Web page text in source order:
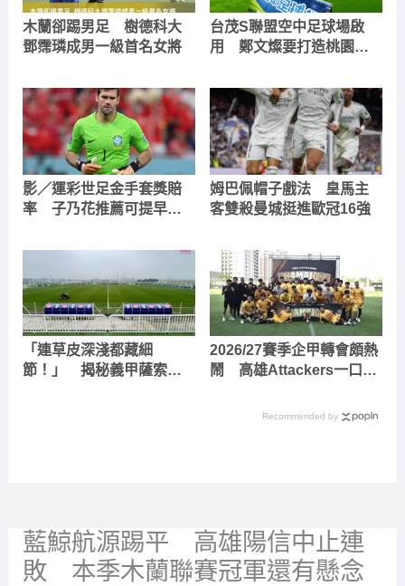
木蘭卻踢男足 樹德科大
鄧霈璘成男一級首名女將
台茂S聯盟空中足球場啟
用 鄭文燦要打造桃園足
影／運彩世足金手套獎賠
率 子乃花推薦可提早投
姆巴佩帽子戲法 皇馬主
客雙殺曼城挺進歐冠16強
「連草皮深淺都藏細
節！」 揭秘義甲薩索羅
2026/27賽季企甲轉會頗熱
鬧 高雄Attackers一口氣
Recommended by
藍鯨航源踢平 高雄陽信中止連
敗 本季木蘭聯賽冠軍還有懸念